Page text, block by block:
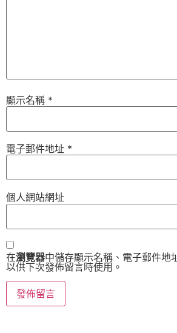
顯示名稱 *
電子郵件地址 *
個人網站網址
在瀏覽器中儲存顯示名稱、電子郵件地
以供下次發佈留言時使用。